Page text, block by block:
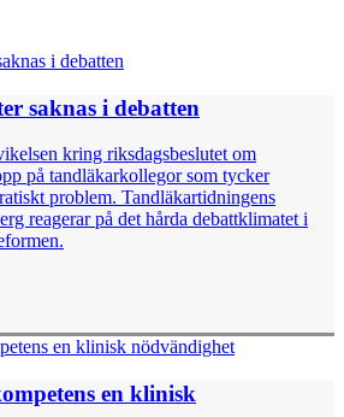
saknas i debatten
kring riksdagsbeslutet om
på tandläkarkollegor som tycker
problem. Tandläkartidningens
reagerar på det hårda debattklimatet i
en klinisk